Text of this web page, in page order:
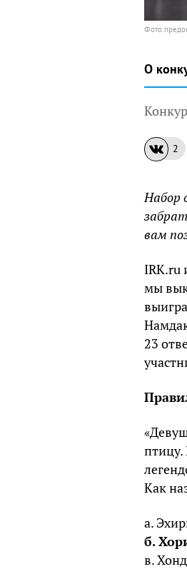
Фото
О
2
Набор
вам
IRK.ru
мы
23
птицу.
Как
а.
б.
в.